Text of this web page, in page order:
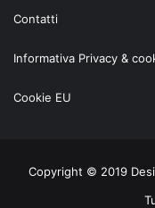
Contatti
Informativa Privacy &
Cookie EU
Copyright © 2019